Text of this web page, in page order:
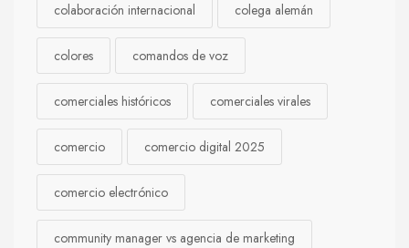
colaboración internacional colega alemán
colores comandos de voz
comerciales históricos comerciales virales
comercio comercio digital 2025
comercio electrónico
community manager vs agencia de marketing